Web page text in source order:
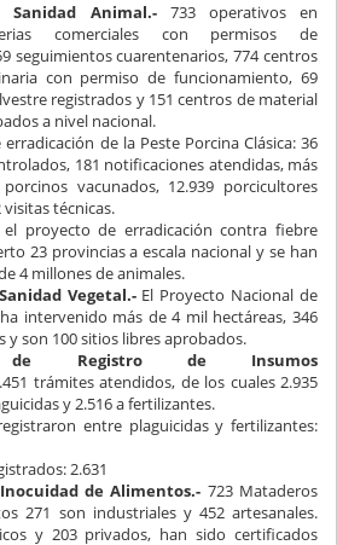
Sanidad Animal.-733 operativos en
comerciales con permisos de
seguimientos cuarentenarios, 774 centros
con permiso de funcionamiento, 69
registrados y 151 centros de material
a nivel nacional.
de la Peste Porcina Clásica: 36
181 notificaciones atendidas, más
vacunados, 12.939 porcicultores
técnicas.
proyecto de erradicación contra fiebre
23 provincias a escala nacional y se han
4 millones de animales.
Vegetal.-El Proyecto Nacional de
intervenido más de 4 mil hectáreas, 346
son 100 sitios libres aprobados.
de Registro de Insumos
trámites atendidos, de los cuales 2.935
y 2.516 a fertilizantes.
entre plaguicidas y fertilizantes:
2.631
de Alimentos.- 723 Mataderos
271 son industriales y 452 artesanales.
y 203 privados, han sido certificados